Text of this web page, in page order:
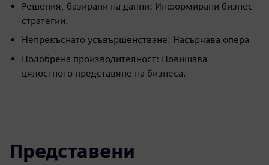
Решения, базирани на данни: Информирани бизнес
стратегии.
Непрекъснато усъвършенстване: Насърчава опера
Подобрена производителност: Повишава
цялостното представяне на бизнеса.
Представени